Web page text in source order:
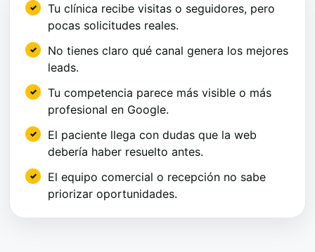
Tu clínica recibe visitas o seguidores, pero
pocas solicitudes reales.
No tienes claro qué canal genera los mejores
leads.
Tu competencia parece más visible o más
profesional en Google.
El paciente llega con dudas que la web
debería haber resuelto antes.
El equipo comercial o recepción no sabe
priorizar oportunidades.